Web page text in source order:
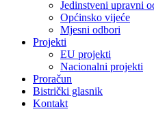
Jedinstveni upravni
Općinsko vijeće
Mjesni odbori
Projekti
EU projekti
Nacionalni projekti
Proračun
Bistrički glasnik
Kontakt